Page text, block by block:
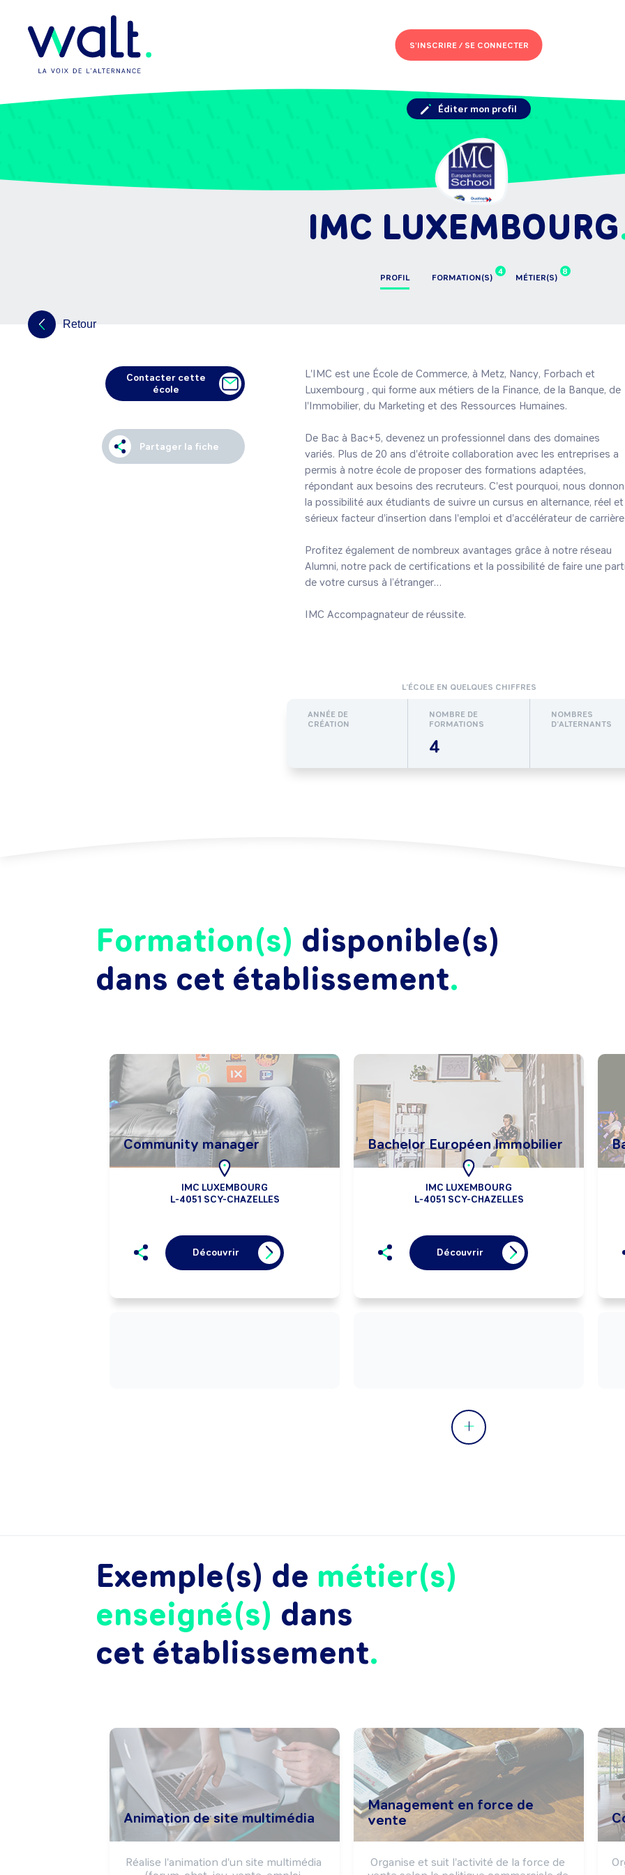
S'INSCRIRE /SE CONNECTER
IMC LUXEMBOURG
PROFIL
4
FORMATION(S)
8
MÉTIER(S)
Éditer mon profil
Retour
Contacter cette
école
Partager la fiche
L'IMC est une École de Commerce, à Metz, Nancy, Forbach et
Luxembourg , qui forme aux métiers de la Finance, de la Banque, de
l'Immobilier, du Marketing et des Ressources Humaines.
De Bac à Bac+5, devenez un professionnel dans des domaines
variés. Plus de 20 ans d'étroite collaboration avec les entreprises a
permis à notre école de proposer des formations adaptées,
répondant aux besoins des recruteurs. C'est pourquoi, nous
la possibilité aux étudiants de suivre un cursus en alternance, réel et
sérieux facteur d'insertion dans l'emploi et d'accélérateur de
Profitez également de nombreux avantages grâce à notre réseau
Alumni, notre pack de certifications et la possibilité de faire une
de votre cursus à l’étranger…
IMC Accompagnateur de réussite.
L’ÉCOLE EN QUELQUES CHIFFRES
ANNÉE DE
CRÉATION
NOMBRE DE
FORMATIONS
4
NOMBRES
D’ALTERNANTS
Formation(s) disponible(s)
dans cet établissement
Community manager
IMC LUXEMBOURG
L-4051 SCY-CHAZELLES
Découvrir
Bachelor Européen Immobilier
IMC LUXEMBOURG
L-4051 SCY-CHAZELLES
Découvrir
Exemple(s) de métier(s)
enseigné(s) dans
cet établissement
Animation de site multimédia
Réalise l'animation d'un site multimédia
Management en force de
vente
Organise et suit l'activité de la force de